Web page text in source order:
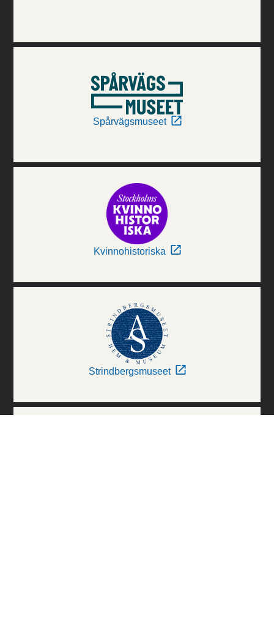
Spårvägsmuseet
Kvinnohistoriska
Strindbergsmuseet